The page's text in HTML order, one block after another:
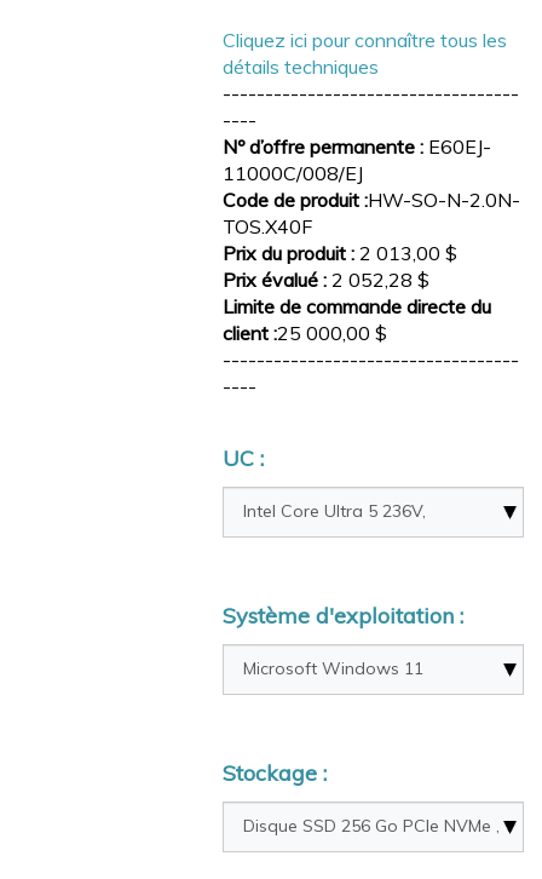
Cliquez ici pour connaître tous les
détails techniques
-----------------------------------
----
Nº d’offre permanente : E60EJ-
11000C/008/EJ
Code de produit :HW-SO-N-2.0N-
TOS.X40F
Prix du produit : 2 013,00 $
Prix évalué : 2 052,28 $
Limite de commande directe du
client :25 000,00 $
-----------------------------------
----
UC :
Système d'exploitation :
Stockage :